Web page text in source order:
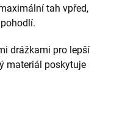
tah vpřed,
drážkami pro lepší
materiál poskytuje